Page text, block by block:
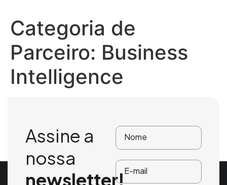
Categoria de
Parceiro: Business
Intelligence
Assine a
nossa
newsletter!